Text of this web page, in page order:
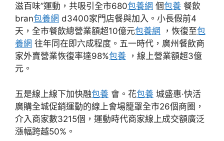
滋百味”運動，共吸引全市680包養網 個包養 餐飲
bran包養網 d3400家門店餐與加入。小長假前4
天，全市餐飲總營業額超10億元包養網 ，恢復至包
養網 往年同在即六成程度。五一時代，廣州餐飲商
家外賣營業恢復率達98%包養 ，線上營業額超3億
元。
五是線上線下加快融包養 會。花包養 城盛惠·快活
廣購全城促銷運動的線上會場籠罩全市26個商圈，
介入商家數3215個，運動時代商家線上成交額廣泛
漲幅跨越50%。